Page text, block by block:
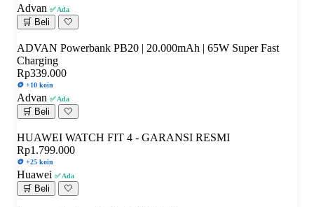
Advan ✅ Ada
🛒 Beli 🤍
ADVAN Powerbank PB20 | 20.000mAh | 65W Super Fast
Charging
Rp339.000
🪙 +10 koin
Advan ✅ Ada
🛒 Beli 🤍
HUAWEI WATCH FIT 4 - GARANSI RESMI
Rp1.799.000
🪙 +25 koin
Huawei ✅ Ada
🛒 Beli 🤍